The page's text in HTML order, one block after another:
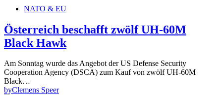
NATO & EU
Österreich beschafft zwölf UH-60M
Black Hawk
Am Sonntag wurde das Angebot der US Defense Security
Cooperation Agency (DSCA) zum Kauf von zwölf UH-60M
Black…
byClemens Speer